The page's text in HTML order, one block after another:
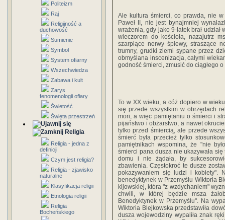
Politeizm
Raj
Religijność a
duchowość
Sumienie
Symbol
System ofiarny
Wszechwiedza
Zabawa i kult
Zarys
fenomenologii ofiary
Świetość
Święta przestrzeń
Religia
Religia - jedna z
definicji
Czym jest religia?
Religia - zjawisko
naturalne
Klasyfikacja religii
Etnologia religii
Religia
Bocheńskiego
Ale kultura śmierci, co prawda, nie
Paweł II, nie jest bynajmniej
wrażenia, gdy jako 9-latek brał udział
wieczorem do kościoła, nazajutrz
szarpiące nerwy śpiewy, straszące
trumny, grudki ziemi sypane przez
obmyślana inscenizacja, całymi
godność śmierci, zmusić do ciągłego
To w XX wieku, a cóż dopiero w
się przede wszystkim w obrzędach
mori, a więc pamiętaniu o śmierci i
pijaństwo i obżarstwo, a nawet
tylko przed śmiercią, ale przede
śmierć była przecież tylko
pamiętnikach wspomina, że "nie
śmierci pana dusza nie ukazywała
domu i nie żądała, by
zbawienia. Częstokroć te dusze
pokazywaniem się ludzi i kobiety".
benedyktynek w Przemyślu Wiktoria
kijowskiej, która "z wzdychaniem"
chwili, w której będzie msza
Benedyktynek w Przemyślu". Na
Wiktoria Blejkowska przedstawiła
dusza wojewodziny wypaliła znak